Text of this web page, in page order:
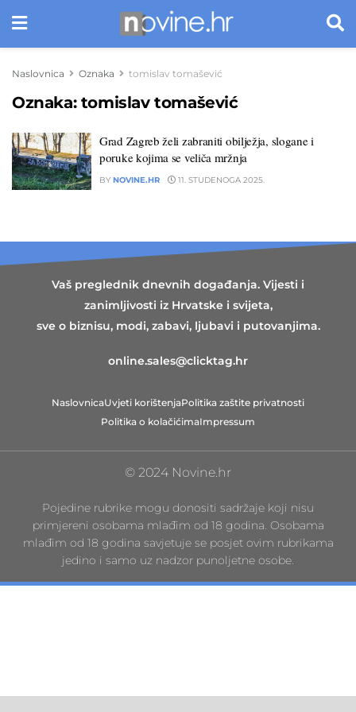
Naslovnica Oznaka tomislav tomašević
Oznaka: tomislav tomašević
Grad Zagreb želi zabraniti obilježja, slogane i
poruke kojima se veliča mržnja
BY NOVINE.HR 11. STUDENOGA 2025.
Vaš preglednik dnevnih događanja. Vijesti i
zanimljivosti iz Hrvatske i svijeta,
sve o biznisu, modi, zabavi, ljubavi i putovanjima.
online.sales@clicktag.hr
NaslovnicaUvjeti korištenjaPolitika zaštite privatnosti
Politika o kolačićimaImpressum
© 2024 Novine.hr
Pojedine rubrike mogu donositi sadržaje koji nisu
primjereni osobama mlađim od 18 godina. Osobama
mlađim od 18 godina savjetuje se posjet ovim rubrikama
jedino i samo uz nadzor punoljetne osobe.